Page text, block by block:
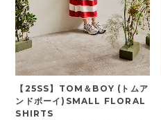
【25SS】TOM＆BOY (トムア
ンドボーイ)SMALL FLORAL
SHIRTS